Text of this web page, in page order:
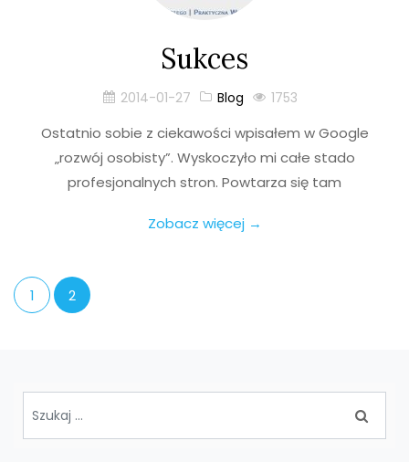
Sukces
2014-01-27 Blog 1753
Ostatnio sobie z ciekawości wpisałem w Google
„rozwój osobisty”. Wyskoczyło mi całe stado
profesjonalnych stron. Powtarza się tam
Zobacz więcej →
1 2